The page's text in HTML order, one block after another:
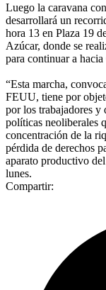
Luego la caravana
desarrollará un
hora 13 en Plaza 19
Azúcar, donde se
para continuar a
“Esta marcha,
FEUU, tiene por
por los trabajadores y
políticas neoliberales
concentración de la
pérdida de derechos
aparato productivo
lunes.
Compartir: